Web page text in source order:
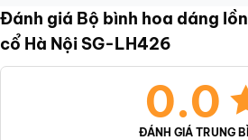
Đánh giá Bộ bình hoa dáng
cổ Hà Nội SG-LH426
0.0
ĐÁNH GIÁ TRUNG